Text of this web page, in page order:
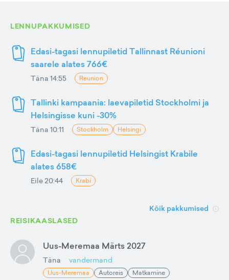
LENNUPAKKUMISED
Edasi-tagasi lennupiletid Tallinnast Réunioni
saarele alates 766€
Täna 14:55 Reunion
Tallinki kampaania: laevapiletid Stockholmi ja
Helsingisse kuni -30%
Täna 10:11 Stockholm Helsingi
Edasi-tagasi lennupiletid Helsingist Krabile
alates 658€
Eile 20:44 Krabi
Kõik pakkumised
REISIKAASLASED
Uus-Meremaa Märts 2027
Täna vandermand
Uus-Meremaa Autoreis Matkamine